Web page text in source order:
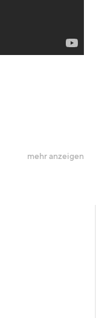
mehr anzeigen